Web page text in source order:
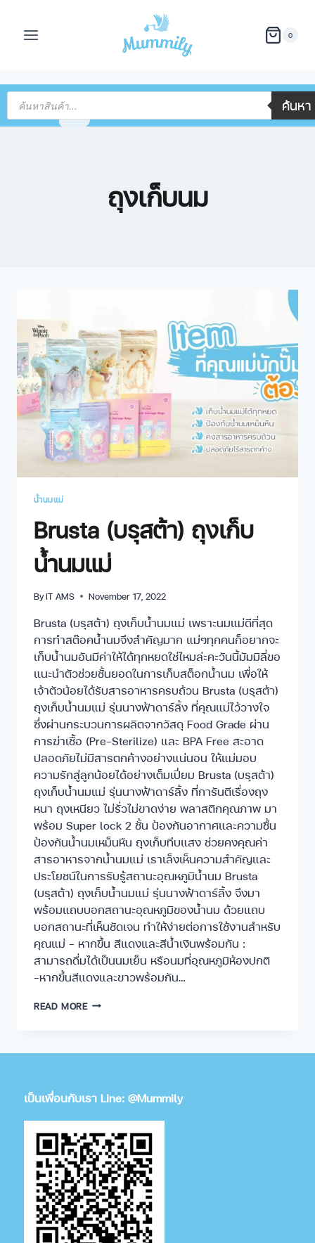
0
ค้นหา
ถุงเก็บนม
น้ำนมแม่
Brusta (บรุสต้า) ถุงเก็บ
น้ำนมแม่
ByIT AMS November 17, 2022
Brusta (บรุสต้า) ถุงเก็บน้ำนมแม่ เพราะนมแม่ดีที่สุด
การทำสต๊อคน้ำนมจึงสำคัญมาก แม่ๆทุกคนก็อยากจะ
เก็บน้ำนมอันมีค่าให้ได้ทุกหยดใช่ไหมล่ะคะวันนี้มัมมิลี่ขอ
แนะนำตัวช่วยชั้นยอดในการเก็บสต็อกน้ำนม เพื่อให้
เจ้าตัวน้อยได้รับสารอาหารครบถ้วน Brusta (บรุสต้า)
ถุงเก็บน้ำนมแม่ รุ่นนางฟ้าดาร์ลิ้ง ที่คุณแม่ไว้วางใจ
ซึ่งผ่านกระบวนการผลิตจากวัสดุ Food Grade ผ่าน
การฆ่าเชื้อ (Pre-Sterilize) และ BPA Free สะอาด
ปลอดภัยไม่มีสารตกค้างอย่างแน่นอน ให้แม่มอบ
ความรักสู่ลูกน้อยได้อย่างเต็มเปี่ยม Brusta (บรุสต้า)
ถุงเก็บน้ำนมแม่ รุ่นนางฟ้าดาร์ลิ้ง ที่การันตีเรื่องถุง
หนา ถุงเหนียว ไม่รั่วไม่ขาดง่าย พลาสติกคุณภาพ มา
พร้อม Super lock 2 ชั้น ป้องกันอากาศและความชื้น
ป้องกันน้ำนมเหม็นหืน ถุงเก็บทึบแสง ช่วยคงคุณค่า
สารอาหารจากน้ำนมแม่ เราเล็งเห็นความสำคัญและ
ประโยชน์ในการรับรู้สถานะอุณหภูมิน้ำนม Brusta
(บรุสต้า) ถุงเก็บน้ำนมแม่ รุ่นนางฟ้าดาร์ลิ้ง จึงมา
พร้อมแถบบอกสถานะอุณหภูมิของน้ำนม ด้วยแถบ
บอกสถานะที่เห็นชัดเจน ทำให้ง่ายต่อการใช้งานสำหรับ
คุณแม่ – หากขึ้น สีแดงและสีน้ำเงินพร้อมกัน :
สามารถดื่มได้เป็นนมเย็น หรือนมที่อุณหภูมิห้องปกติ
-หากขึ้นสีแดงและขาวพร้อมกัน…
READ MORE
เป็นเพื่อนกับเรา Line: @Mummily